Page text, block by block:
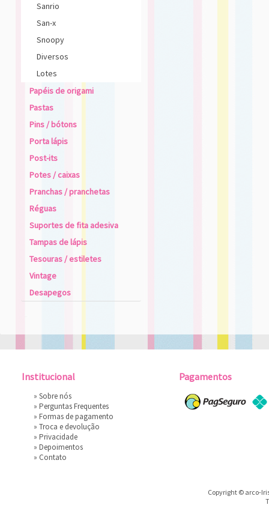
Sanrio
San-x
Snoopy
Diversos
Lotes
Papéis de origami
Pastas
Pins / bótons
Porta lápis
Post-its
Potes / caixas
Pranchas / pranchetas
Réguas
Suportes de fita adesiva
Tampas de lápis
Tesouras / estiletes
Vintage
Desapegos
Institucional
» Sobre nós
» Perguntas Frequentes
» Formas de pagamento
» Troca e devolução
» Privacidade
» Depoimentos
» Contato
Pagamentos
Copyright © arco-